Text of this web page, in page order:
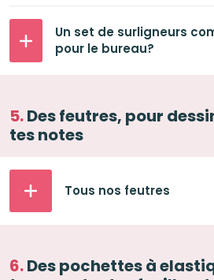
Un set de surligneurs
pour le bureau?
Des feutres, pour
tes notes
Tous nos feutres
Des pochettes à